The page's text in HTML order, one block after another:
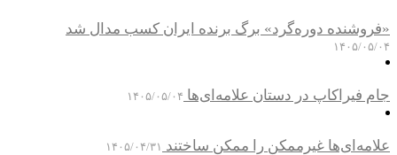
دوره‌گرد» برگ برنده ایران کسب مدال شد
۰۵/۰۴
فیراکاپ در دستان علامه‌ای‌ها۱۴۰۵/۰۵/۰۴
غیرممکن را ممکن ساختند۱۴۰۵/۰۴/۳۱